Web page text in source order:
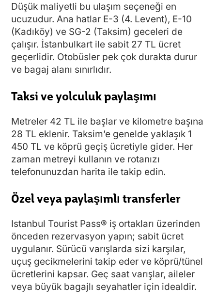
Düşük maliyetli bu ulaşım seçeneği en
ucuzudur. Ana hatlar E-3 (4. Levent), E-10
(Kadıköy) ve SG-2 (Taksim) geceleri de
çalışır. İstanbulkart ile sabit 27 TL ücret
geçerlidir. Otobüsler pek çok durakta durur
ve bagaj alanı sınırlıdır.
Taksi ve yolculuk paylaşımı
Metreler 42 TL ile başlar ve kilometre başına
28 TL eklenir. Taksim’e genelde yaklaşık 1
450 TL ve köprü geçiş ücretiyle gider. Her
zaman metreyi kullanın ve rotanızı
telefonunuzdan harita ile takip edin.
Özel veya paylaşımlı transferler
Istanbul Tourist Pass® iş ortakları üzerinden
önceden rezervasyon yapın; sabit ücret
uygulanır. Sürücü varışlarda sizi karşılar,
uçuş gecikmelerini takip eder ve köprü/tünel
ücretlerini kapsar. Geç saat varışlar, aileler
veya büyük bagajlı seyahatler için idealdir.